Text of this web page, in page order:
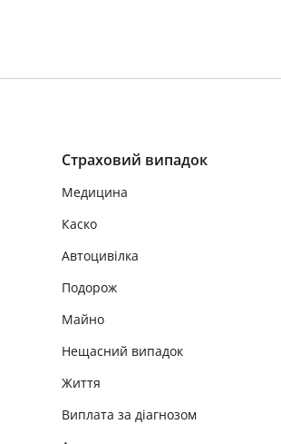
Страховий випадок
Медицина
Каско
Автоцивілка
Подорож
Майно
Нещасний випадок
Життя
Виплата за діагнозом